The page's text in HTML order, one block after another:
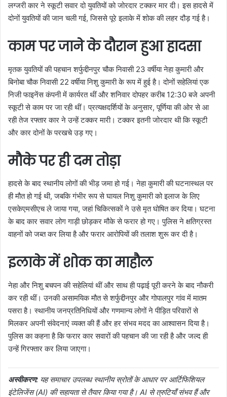
लग्जरी कार ने स्कूटी सवार दो युवतियों को जोरदार टक्कर मार दी। इस हादसे में
दोनों युवतियों की जान चली गई, जिससे पूरे इलाके में शोक की लहर दौड़ गई है।
काम पर जाने के दौरान हुआ हादसा
मृतक युवतियों की पहचान शर्फुद्दीनपुर चौक निवासी 23 वर्षीया नेहा कुमारी और
बिनोबा चौक निवासी 22 वर्षीया निशु कुमारी के रूप में हुई है। दोनों सहेलियां एक
निजी फाइनेंस कंपनी में कार्यरत थीं और शनिवार दोपहर करीब 12:30 बजे अपनी
स्कूटी से काम पर जा रही थीं। प्रत्यक्षदर्शियों के अनुसार, पूर्णिया की ओर से आ
रही तेज रफ्तार कार ने उन्हें टक्कर मारी। टक्कर इतनी जोरदार थी कि स्कूटी
और कार दोनों के परखचे उड़ गए।
मौके पर ही दम तोड़ा
हादसे के बाद स्थानीय लोगों की भीड़ जमा हो गई। नेहा कुमारी की घटनास्थल पर
ही मौत हो गई थी, जबकि गंभीर रूप से घायल निशु कुमारी को इलाज के लिए
एसकेएमसीएच ले जाया गया, जहां चिकित्सकों ने उसे मृत घोषित कर दिया। घटना
के बाद कार सवार लोग गाड़ी छोड़कर मौके से फरार हो गए। पुलिस ने क्षतिग्रस्त
वाहनों को जब्त कर लिया है और फरार आरोपियों की तलाश शुरू कर दी है।
इलाके में शोक का माहौल
नेहा और निशु बचपन की सहेलियां थीं और साथ ही पढ़ाई पूरी करने के बाद नौकरी
कर रही थीं। उनकी असामयिक मौत से शर्फुद्दीनपुर और गोपालपुर गांव में मातम
पसरा है। स्थानीय जनप्रतिनिधियों और गणमान्य लोगों ने पीड़ित परिवारों से
मिलकर अपनी संवेदनाएं व्यक्त की हैं और हर संभव मदद का आश्वासन दिया है।
पुलिस का कहना है कि फरार कार सवारों की पहचान की जा रही है और जल्द ही
उन्हें गिरफ्तार कर लिया जाएगा।
अस्वीकरण: यह समाचार उपलब्ध स्थानीय स्रोतों के आधार पर आर्टिफिशियल
इंटेलिजेंस (AI) की सहायता से तैयार किया गया है। AI से त्रुटियाँ संभव हैं और